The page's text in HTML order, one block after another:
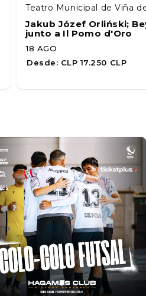
Teatro Municipal de Viña
Jakub Józef Orliński;
junto a Il Pomo d'Oro
18 AGO
Desde: CLP 17.250 CLP